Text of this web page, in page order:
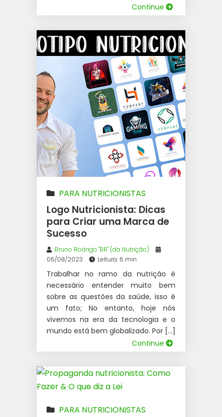
Continue
PARA NUTRICIONISTAS
Logo Nutricionista: Dicas
para Criar uma Marca de
Sucesso
Bruno Rodrigo "BR" (da Nutrição)
06/08/2023
Leitura: 6 min
Trabalhar no ramo da nutrição é
necessário entender muito bem
sobre as questões da saúde, isso é
um fato; No entanto, hoje nós
vivemos na era da tecnologia e o
mundo está bem globalizado. Por […]
Continue
PARA NUTRICIONISTAS